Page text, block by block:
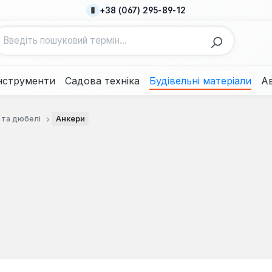
+38 (067) 295-89-12
Садова техніка Будівельні матеріали
дюбелі Анкери